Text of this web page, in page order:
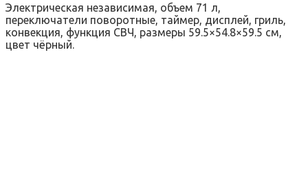
Электрическая независимая, объем 71 л,
переключатели поворотные, таймер, дисплей, гриль,
конвекция, функция СВЧ, размеры 59.5×54.8×59.5 см,
цвет чёрный.